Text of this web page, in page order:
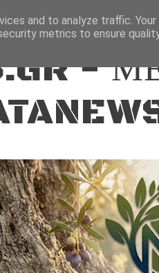
-
and to analyze traffic.
metrics to ensure